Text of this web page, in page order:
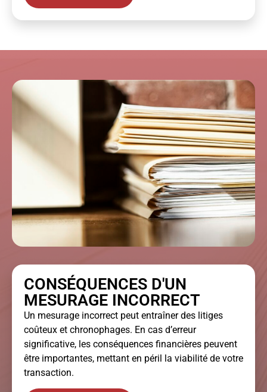
CONSÉQUENCES D'UN
MESURAGE INCORRECT
Un mesurage incorrect peut entraîner des litiges
coûteux et chronophages. En cas d’erreur
significative, les conséquences financières peuvent
être importantes, mettant en péril la viabilité de votre
transaction.